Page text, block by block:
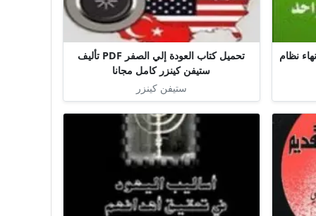
نظام
تحميل كتاب العودة إلي الصفر PDF تأليف
ستيفن كينزر كامل مجانا
ستيفن كينزر